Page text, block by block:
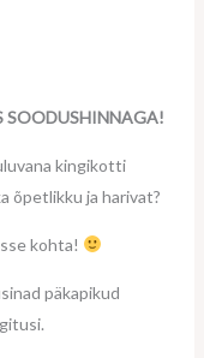
SOODUSHINNAGA!
kingikotti
õpetlikku ja harivat?
kohta!
päkapikud